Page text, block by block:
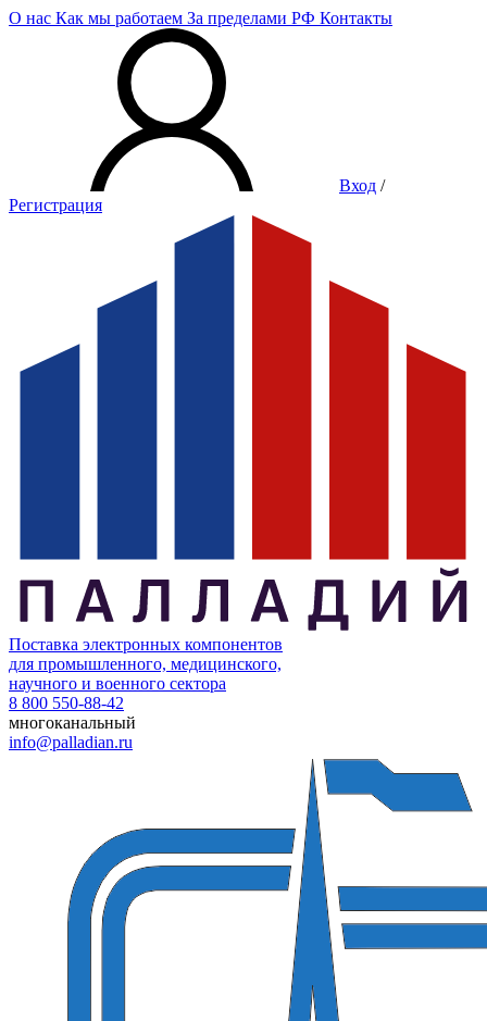
О нас Как мы работаем За пределами РФ Контакты
Вход /
Регистрация
Поставка электронных компонентов
для промышленного, медицинского,
научного и военного сектора
8 800 550-88-42
многоканальный
info@palladian.ru